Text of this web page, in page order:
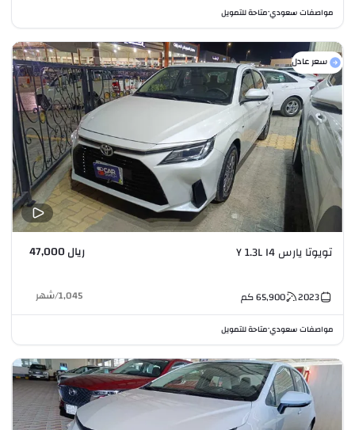
مواصفات سعودي•متاحة للتمويل
سعر عادل
تويوتا يارس Y 1.3L I4 ريال 47,000
2023
65,900كم 1,045
/شهر
مواصفات سعودي•متاحة للتمويل